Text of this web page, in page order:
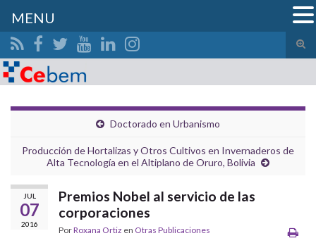
el
Search for:
Doctorado en Urbanismo
Producción de Hortalizas y Otros Cultivos en Invernaderos de
Alta Tecnología en el Altiplano de Oruro, Bolivia
JUL
07
2016
Premios Nobel al servicio de las
corporaciones
PorRoxana Ortiz en Otras Publicaciones
MENU